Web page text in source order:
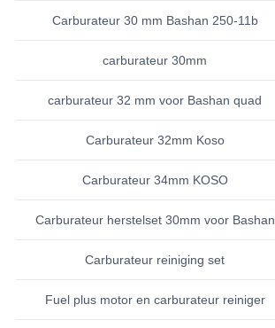
ELEKTRONICA
KABELS
KAPPEN EN FRAME
KETTING EN TANDWIELEN
KOEL SYSTEEM
Carburateur 30 mm Bashan 250-11b
carburateur 30mm
carburateur 32 mm voor Bashan quad
Carburateur 32mm Koso
Carburateur 34mm KOSO
Carburateur herstelset 30mm voor Bashan
Carburateur reiniging set
Fuel plus motor en carburateur reiniger